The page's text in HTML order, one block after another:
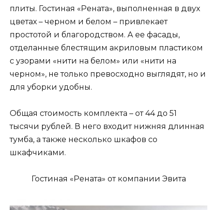
плиты. Гостиная «Рената», выполненная в двух
цветах – черном и белом – привлекает
простотой и благородством. А ее фасады,
отделанные блестящим акриловым пластиком
с узорами «нити на белом» или «нити на
черном», не только превосходно выглядят, но и
для уборки удобны.
Общая стоимость комплекта – от 44 до 51
тысячи рублей. В него входит нижняя длинная
тумба, а также несколько шкафов со
шкафчиками.
Гостиная «Рената» от компании Эвита